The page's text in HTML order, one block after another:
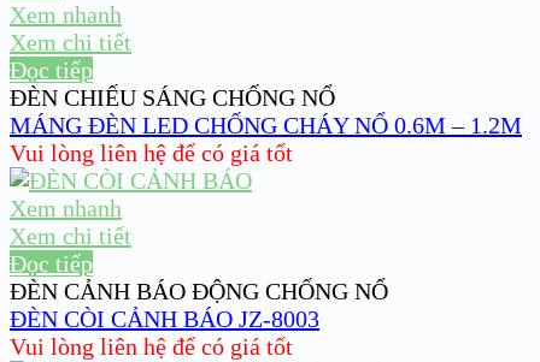
Xem nhanh
Xem chi tiết
Đọc tiếp
ĐÈN CHIẾU SÁNG CHỐNG NỔ
MÁNG ĐÈN LED CHỐNG CHÁY NỔ 0.6M – 1.2M
Vui lòng liên hệ để có giá tốt
Xem nhanh
Xem chi tiết
Đọc tiếp
ĐÈN CẢNH BÁO ĐỘNG CHỐNG NỔ
ĐÈN CÒI CẢNH BÁO JZ-8003
Vui lòng liên hệ để có giá tốt